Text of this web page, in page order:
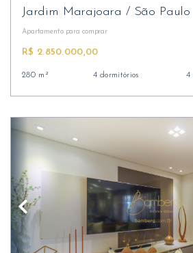
Jardim Marajoara / São Paulo
Apartamento para comprar
R$ 2.850.000,00
280 m² 4 dormitórios 4